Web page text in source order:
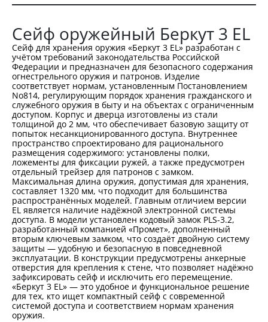
Сейф оружейный Беркут 3 EL
Сейф для хранения оружия «Беркут 3 EL» разработан с
учётом требований законодательства Российской
Федерации и предназначен для безопасного содержания
огнестрельного оружия и патронов. Изделие
соответствует нормам, установленным Постановлением
No814, регулирующим порядок хранения гражданского и
служебного оружия в быту и на объектах с ограниченным
доступом. Корпус и дверца изготовлены из стали
толщиной до 2 мм, что обеспечивает базовую защиту от
попыток несанкционированного доступа. Внутреннее
пространство спроектировано для рационального
размещения содержимого: установлены полки,
ложементы для фиксации ружей, а также предусмотрен
отдельный трейзер для патронов с замком.
Максимальная длина оружия, допустимая для хранения,
составляет 1320 мм, что подходит для большинства
распространённых моделей. Главным отличием версии
EL является наличие надёжной электронной системы
доступа. В модели установлен кодовый замок PLS-3.2,
разработанный компанией «Промет», дополненный
вторым ключевым замком, что создаёт двойную систему
защиты — удобную и безопасную в повседневной
эксплуатации. В конструкции предусмотрены анкерные
отверстия для крепления к стене, что позволяет надёжно
зафиксировать сейф и исключить его перемещение.
«Беркут 3 EL» — это удобное и функциональное решение
для тех, кто ищет компактный сейф с современной
системой доступа и соответствием нормам хранения
оружия.